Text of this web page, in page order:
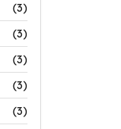
(3)
(3)
(3)
(3)
(3)